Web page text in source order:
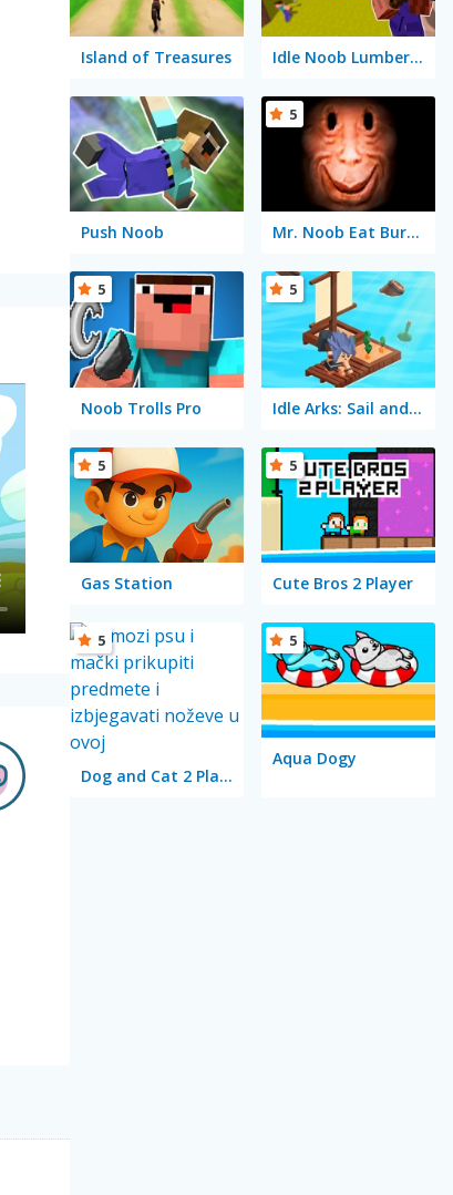
Island of Treasures Idle Noob Lumberjack
Push Noob Mr. Noob Eat Burger
5
Noob Trolls Pro
5
Idle Arks: Sail and Build 2
5
Gas Station
5
Cute Bros 2 Player
5
Dog and Cat 2 Player
5
Aqua Dogy
5